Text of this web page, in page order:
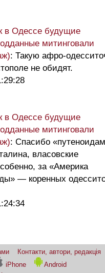
в Одессе будущие
митинговали
: Такую афро-
не обидят.
в Одессе будущие
митинговали
: Спасибо
власовские
за «Америка
— коренных
Контакти, автори, редакція
iPhone
Android